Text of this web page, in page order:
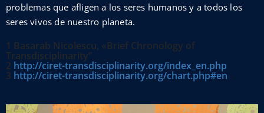
problemas que afligen a los seres humanos y a todos los
seres vivos de nuestro planeta.
1 Basarab Nicolescu, «Brief Chronology of
Transdisciplinarity”
2 http://ciret-transdisciplinarity.org/index_en.php
3 http://ciret-transdisciplinarity.org/chart.php#en